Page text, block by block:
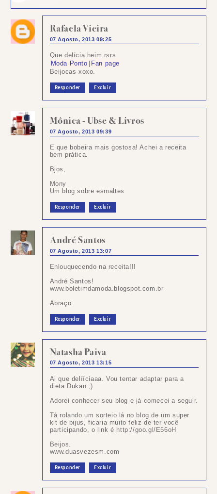
Rafaela Vieira
07 Agosto, 2013 09:25
Que delícia heim rsrs
Moda Ponto
Fan page
Beijocas xoxo.
Responder Excluir
Mônica - Ubse & Livros
07 Agosto, 2013 09:39
E que bobeira mais gostosa! Achei a receita
bem prática.
Bjos,
Mony
Um blog sobre esmaltes
Responder Excluir
André Santos
07 Agosto, 2013 13:07
Enlouquecendo na receita!!!
André Santos!
www.boletimdamoda.blogspot.com.br
Abraço.
Responder Excluir
Natasha Paiva
07 Agosto, 2013 13:15
Ai que delííciaaa. Vou tentar adaptar para a
dieta Dukan ;)
Adorei conhecer seu blog e já comecei a seguir.
Tá rolando um sorteio lá no blog de um super
kit de bijus, ficaria muito feliz de ter você
participando, o link é http://goo.gl/E56oH
Beijos.
www.duasvezesm.com
Responder Excluir